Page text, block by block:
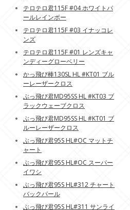
テロテロ君115F #04 ホワイトパ
ールレインボー
テロテロ君115F #03 イナッコレ
ンズ
テロテロ君115F #01 レンズキャ
ンディーグローベリー
かっ飛び棒130SL HL #KT01 ブル
ーレーザークロス
ぶっ飛び君MD95SS HL #KT03 ブ
ラックウェーブクロス
ぶっ飛び君MD95SS HL #KT01 ブ
ルーレーザークロス
ぶっ飛び君95S HL#OC マットチ
ャート
ぶっ飛び君95S HL#OC スーパー
イワシ
ぶっ飛び君95S HL#312 チャート
バックパール
ぶっ飛び君95S HL#311 サンライ